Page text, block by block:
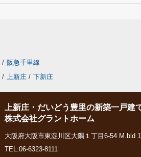
/ 阪急千里線
/ 上新庄 / 下新庄
上新庄・だいどう豊里の新築一戸建
株式会社グラントホーム
大阪府大阪市東淀川区大隅１丁目6-54 M.bld
TEL:06-6323-8111